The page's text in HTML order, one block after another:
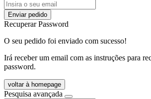
Enviar pedido
Recuperar Password
O seu pedido foi enviado com sucesso!
Irá receber um email com as instruções para
password.
voltar à homepage
Pesquisa avançada